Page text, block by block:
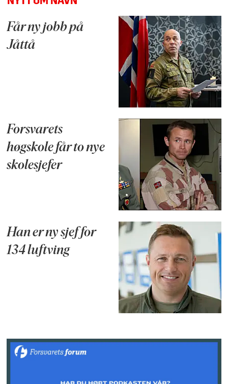
Får ny jobb på
Jåttå
Forsvarets
høgskole får to nye
skolesjefer
Han er ny sjef for
134 luftving